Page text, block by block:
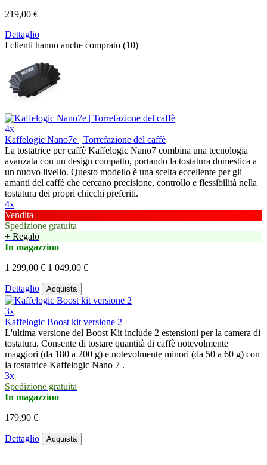
219,00 €
Dettaglio
I clienti hanno anche comprato (10)
4x
Kaffelogic Nano7e | Torrefazione del caffè
La tostatrice per caffè Kaffelogic Nano7 combina una tecnologia
avanzata con un design compatto, portando la tostatura domestica a
un nuovo livello. Questo modello è una scelta eccellente per gli
amanti del caffè che cercano precisione, controllo e flessibilità nella
tostatura dei propri chicchi preferiti.
4x
Vendita
Spedizione gratuita
+ Regalo
In magazzino
1 299,00 € 1 049,00 €
Dettaglio Acquista
3x
Kaffelogic Boost kit versione 2
L'ultima versione del Boost Kit include 2 estensioni per la camera di
tostatura. Consente di tostare quantità di caffè notevolmente
maggiori (da 180 a 200 g) e notevolmente minori (da 50 a 60 g) con
la tostatrice Kaffelogic Nano 7 .
3x
Spedizione gratuita
In magazzino
179,90 €
Dettaglio Acquista